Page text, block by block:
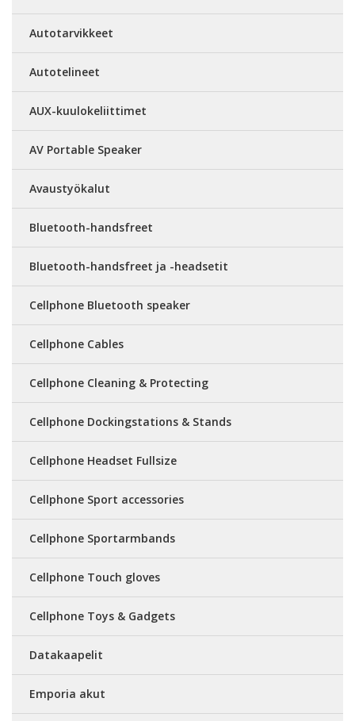
Autotarvikkeet
Autotelineet
AUX-kuulokeliittimet
AV Portable Speaker
Avaustyökalut
Bluetooth-handsfreet
Bluetooth-handsfreet ja -headsetit
Cellphone Bluetooth speaker
Cellphone Cables
Cellphone Cleaning & Protecting
Cellphone Dockingstations & Stands
Cellphone Headset Fullsize
Cellphone Sport accessories
Cellphone Sportarmbands
Cellphone Touch gloves
Cellphone Toys & Gadgets
Datakaapelit
Emporia akut